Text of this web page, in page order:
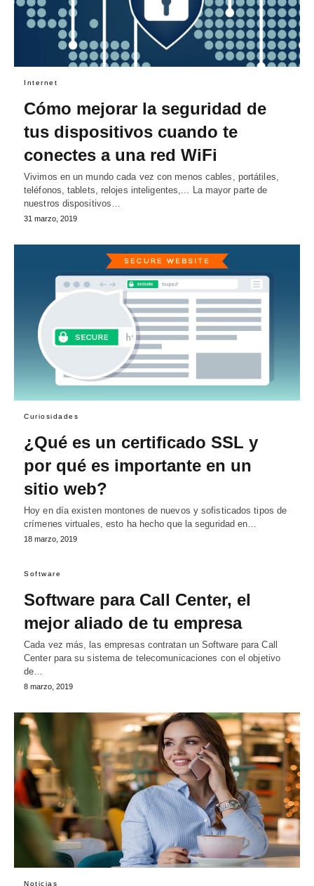
Internet
Cómo mejorar la seguridad de
tus dispositivos cuando te
conectes a una red WiFi
Vivimos en un mundo cada vez con menos cables, portátiles,
teléfonos, tablets, relojes inteligentes,... La mayor parte de
nuestros dispositivos…
31 marzo, 2019
Curiosidades
¿Qué es un certificado SSL y
por qué es importante en un
sitio web?
Hoy en día existen montones de nuevos y sofisticados tipos de
crímenes virtuales, esto ha hecho que la seguridad en…
18 marzo, 2019
Software
Software para Call Center, el
mejor aliado de tu empresa
Cada vez más, las empresas contratan un Software para Call
Center para su sistema de telecomunicaciones con el objetivo
de…
8 marzo, 2019
Noticias